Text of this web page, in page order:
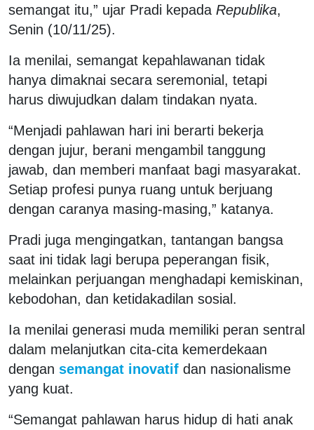
semangat itu,” ujar Pradi kepada Republika,
Senin (10/11/25).
Ia menilai, semangat kepahlawanan tidak
hanya dimaknai secara seremonial, tetapi
harus diwujudkan dalam tindakan nyata.
“Menjadi pahlawan hari ini berarti bekerja
dengan jujur, berani mengambil tanggung
jawab, dan memberi manfaat bagi masyarakat.
Setiap profesi punya ruang untuk berjuang
dengan caranya masing-masing,” katanya.
Pradi juga mengingatkan, tantangan bangsa
saat ini tidak lagi berupa peperangan fisik,
melainkan perjuangan menghadapi kemiskinan,
kebodohan, dan ketidakadilan sosial.
Ia menilai generasi muda memiliki peran sentral
dalam melanjutkan cita-cita kemerdekaan
dengan semangat inovatif dan nasionalisme
yang kuat.
“Semangat pahlawan harus hidup di hati anak